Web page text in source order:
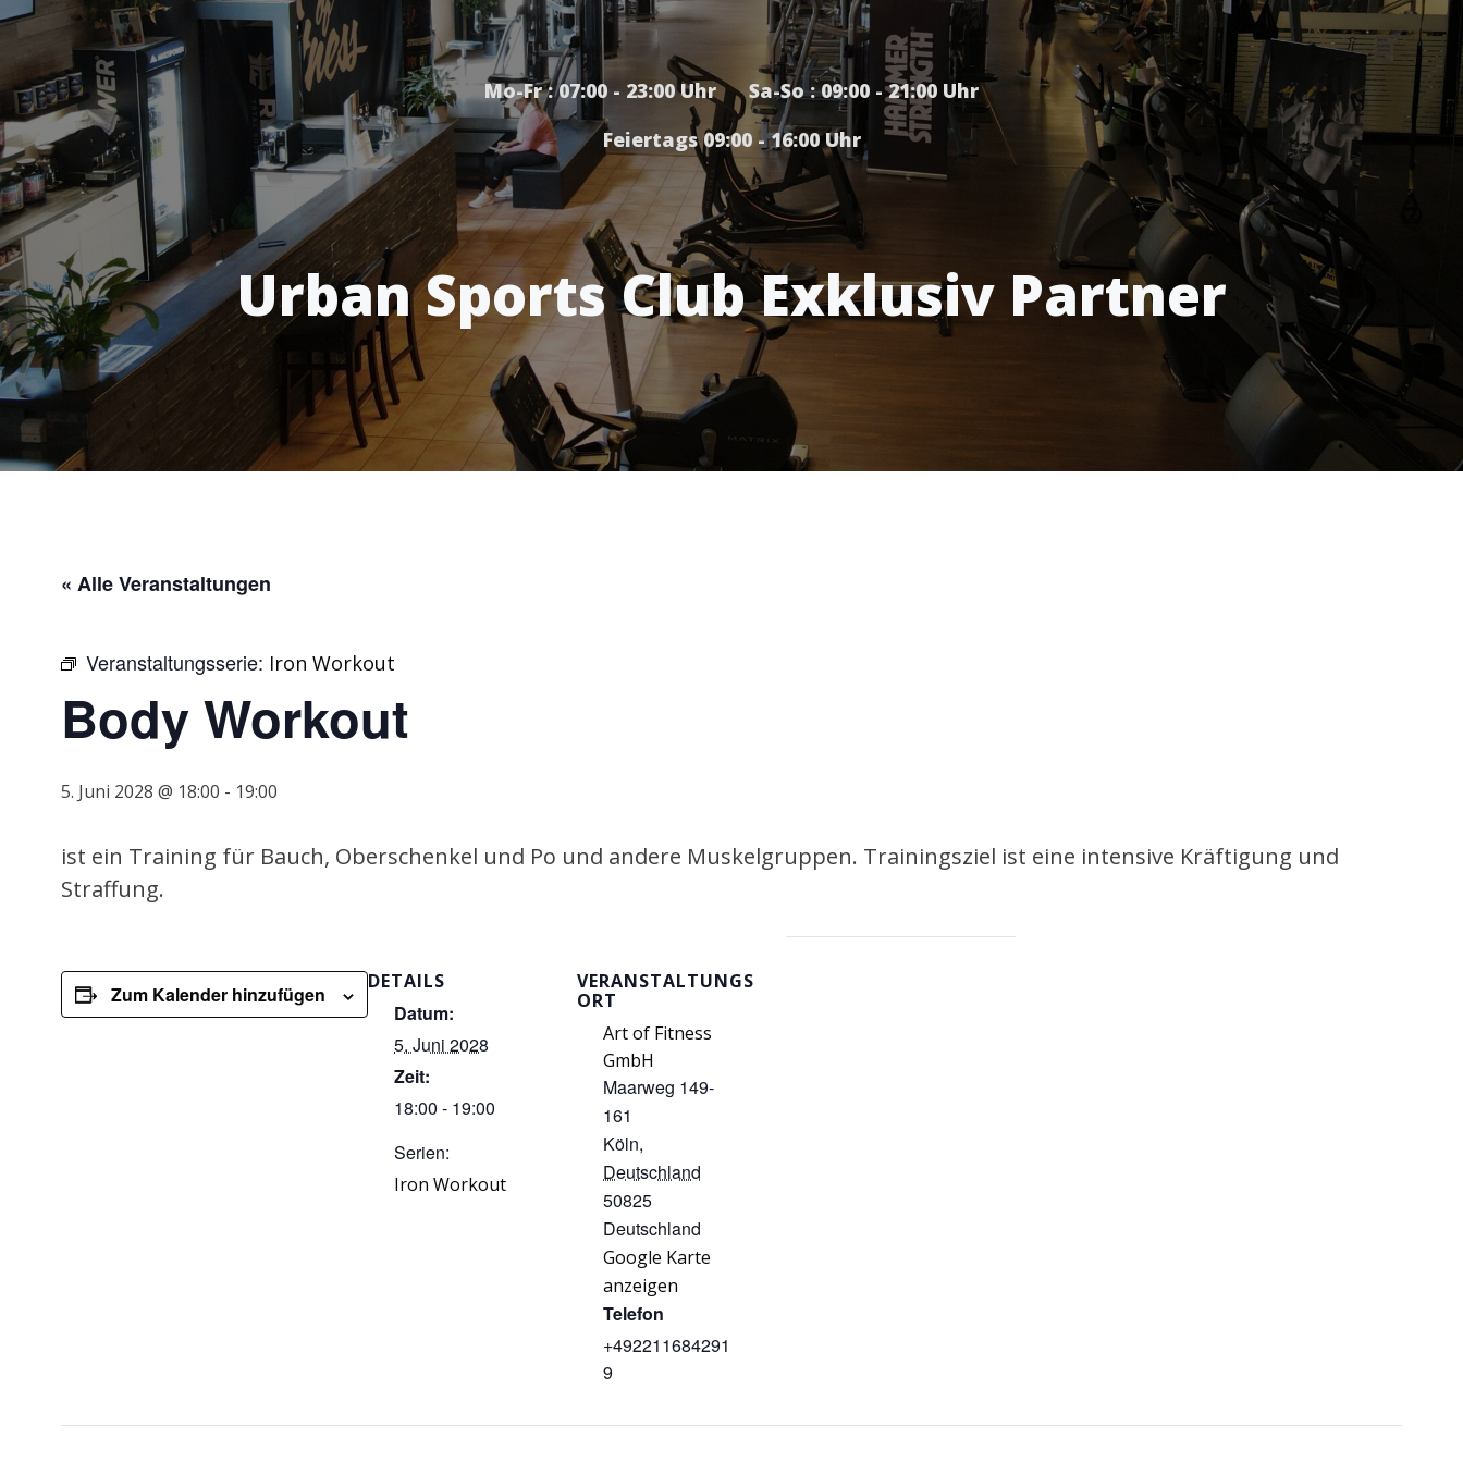
Mo-Fr : 07:00 - 23:00 Uhr Sa-So : 09:00 - 21:00 Uhr
Feiertags 09:00 - 16:00 Uhr
Urban Sports Club Exklusiv Partner
« Alle Veranstaltungen
Veranstaltungsserie: Iron Workout
Body Workout
5. Juni 2028 @ 18:00 - 19:00
ist ein Training für Bauch, Oberschenkel und Po und andere Muskelgruppen. Trainingsziel ist eine intensive Kräftigung und
Straffung.
Zum Kalender hinzufügen
DETAILS
Datum:
5. Juni 2028
Zeit:
18:00 - 19:00
Serien:
Iron Workout
VERANSTALTUNGS
ORT
Art of Fitness
GmbH
Maarweg 149-
161
Köln,
Deutschland
50825
Deutschland
Google Karte
anzeigen
Telefon
+492211684291
9